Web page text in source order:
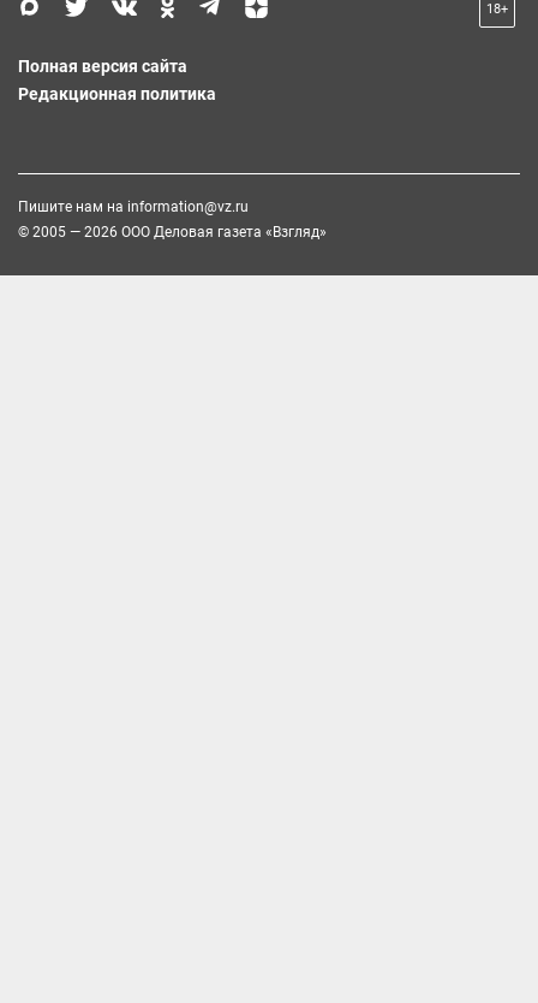
18+
Полная версия сайта
Редакционная политика
Пишите нам на information@vz.ru
© 2005 — 2026 ООО Деловая газета «Взгляд»